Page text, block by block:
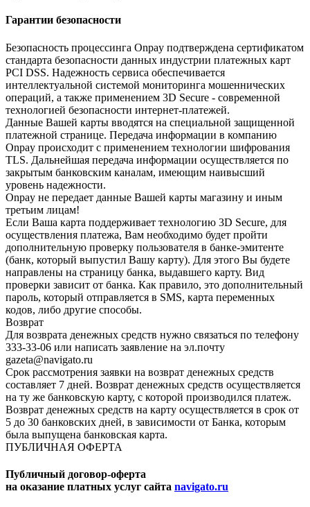
Гарантии безопасности
Безопасность процессинга Onpay подтверждена сертификатом
стандарта безопасности данных индустрии платежных карт
PCI DSS. Надежность сервиса обеспечивается
интеллектуальной системой мониторинга мошеннических
операций, а также применением 3D Secure - современной
технологией безопасности интернет-платежей.
Данные Вашей карты вводятся на специальной защищенной
платежной странице. Передача информации в компанию
Onpay происходит с применением технологии шифрования
TLS. Дальнейшая передача информации осуществляется по
закрытым банковским каналам, имеющим наивысший
уровень надежности.
Onpay не передает данные Вашей карты магазину и иным
третьим лицам!
Если Ваша карта поддерживает технологию 3D Secure, для
осуществления платежа, Вам необходимо будет пройти
дополнительную проверку пользователя в банке-эмитенте
(банк, который выпустил Вашу карту). Для этого Вы будете
направлены на страницу банка, выдавшего карту. Вид
проверки зависит от банка. Как правило, это дополнительный
пароль, который отправляется в SMS, карта переменных
кодов, либо другие способы.
Возврат
Для возврата денежных средств нужно связаться по телефону
333-33-06 или написать заявление на эл.почту
gazeta@navigato.ru
Срок рассмотрения заявки на возврат денежных средств
составляет 7 дней. Возврат денежных средств осуществляется
на ту же банковскую карту, с которой производился платеж.
Возврат денежных средств на карту осуществляется в срок от
5 до 30 банковских дней, в зависимости от Банка, которым
была выпущена банковская карта.
ПУБЛИЧНАЯ ОФЕРТА
Публичный договор-оферта
на оказание платных услуг сайта navigato.ru